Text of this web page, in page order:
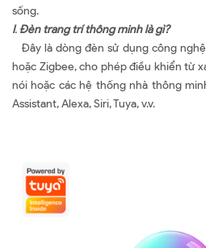
sống.
I. Đèn trang trí thông minh là gì?
Đây là dòng đèn sử dụng công
hoặc Zigbee, cho phép điều khiển từ
nói hoặc các hệ thống nhà thông
Assistant, Alexa, Siri, Tuya, v.v.